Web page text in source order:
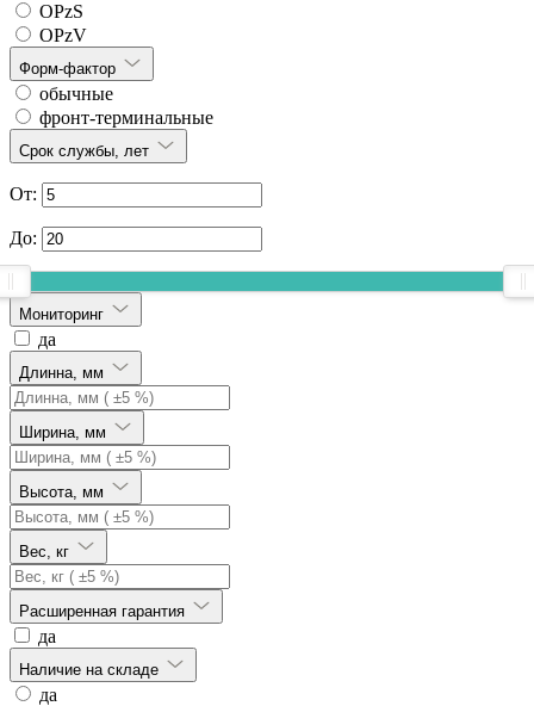
OPzS
OPzV
Форм-фактор
обычные
фронт-терминальные
Срок службы, лет
От:
До:
Мониторинг
да
Длинна, мм
Ширина, мм
Высота, мм
Вес, кг
Расширенная гарантия
да
Наличие на складе
да